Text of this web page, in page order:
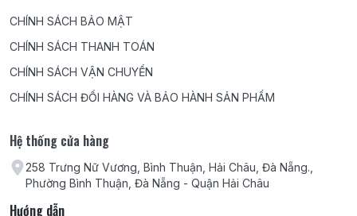
CHÍNH SÁCH BẢO MẬT
CHÍNH SÁCH THANH TOÁN
CHÍNH SÁCH VẬN CHUYỂN
CHÍNH SÁCH ĐỔI HÀNG VÀ BẢO HÀNH SẢN PHẨM
Hệ thống cửa hàng
258 Trưng Nữ Vương, Bình Thuận, Hải Châu, Đà Nẵng.,
Phường Bình Thuận, Đà Nẵng - Quận Hải Châu
Hướng dẫn